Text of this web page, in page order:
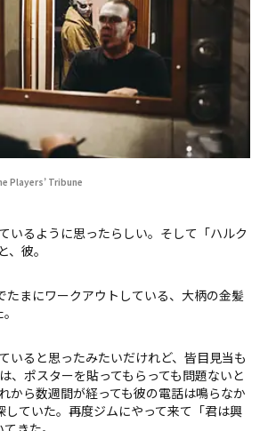
Players’ Tribune
いるように思ったらしい。そして「ハルク
、彼。
たまにワークアウトしている、大柄の金髪
いると思ったみたいだけれど、皆目見当も
、ポスターを貼ってもらっても問題ないと
から数週間が経っても彼の電話は鳴らなか
していた。再度ジムにやって来て「君は興